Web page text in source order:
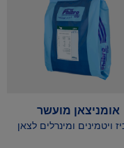
אומניצאן מועשר
ויטמינים ומינרלים לצאן